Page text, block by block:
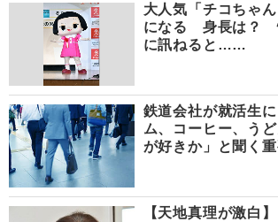
大人気「チコちゃ
になる 身長は？
に訊ねると……
鉄道会社が就活生
ム、コーヒー、う
が好きか」と聞く
【天地真理が激白